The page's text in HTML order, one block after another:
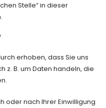
Stelle“ in dieser
erhoben, dass Sie uns
z. B. um Daten handeln, die
oder nach Ihrer Einwilligung